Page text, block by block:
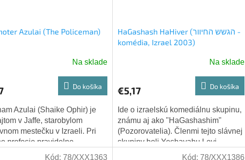
Azulai (The Policeman)
Na sklade
Do košíka
Azulai (Shaike Ophir) je
v Jaffe, starobylom
mestečku v Izraeli. Pri
profesie pravidelne
na svoju príliš
HaGashash HaHiver (הגשש החיוור -
komédia, Izrael 2003)
Na sklade
€5,17 Do košíka
Ide o izraelskú komediálnu skupinu,
známu aj ako "HaGashashim"
(Pozorovatelia). Členmi tejto slávnej
skupiny boli Yeshayahu Levi
("Shaike"), Yisrael Poliakov ("Poli")
Kód: 78/XXX1363 Kód: 78/XXX1386